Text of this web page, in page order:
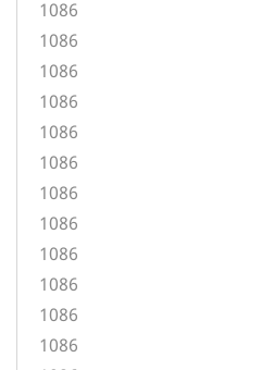
1086
1086
1086
1086
1086
1086
1086
1086
1086
1086
1086
1086